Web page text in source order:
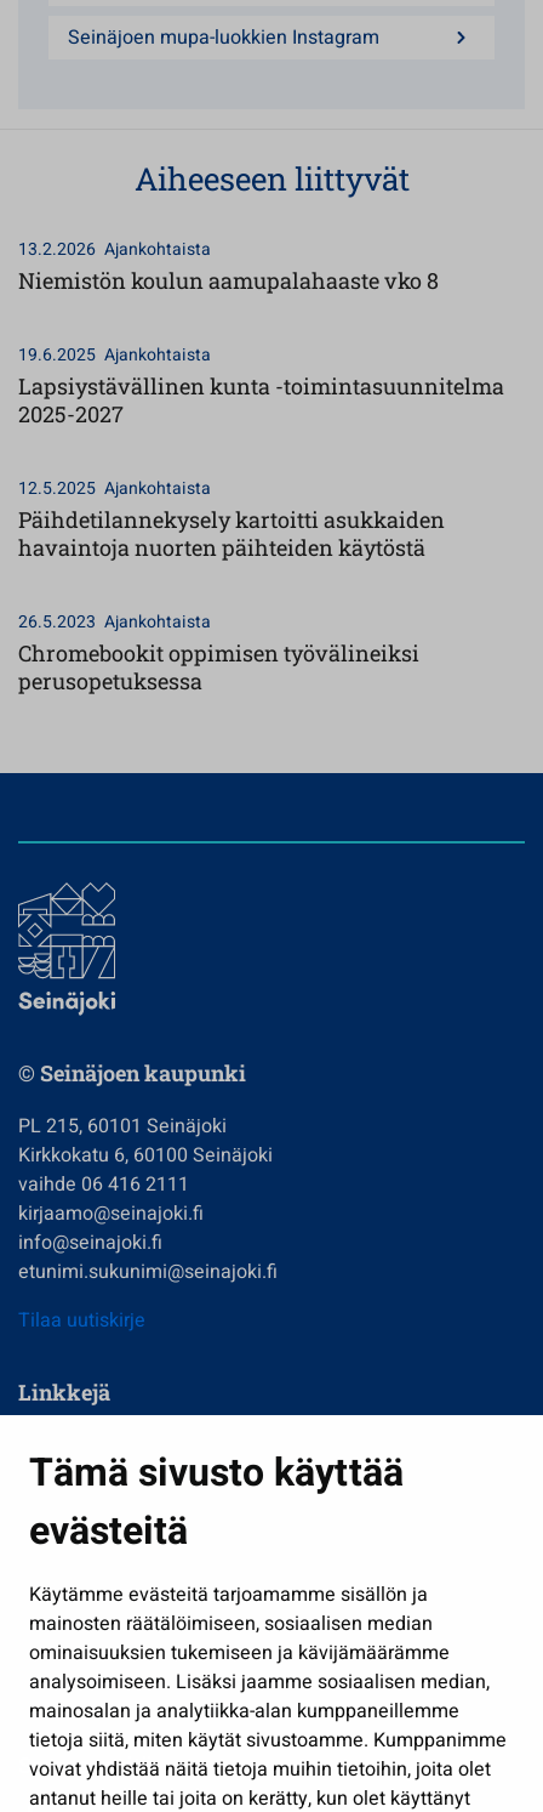
Tämä sivusto käyttää
evästeitä
Käytämme evästeitä tarjoamamme sisällön ja
mainosten räätälöimiseen, sosiaalisen median
ominaisuuksien tukemiseen ja kävijämäärämme
analysoimiseen. Lisäksi jaamme sosiaalisen median,
mainosalan ja analytiikka-alan kumppaneillemme
tietoja siitä, miten käytät sivustoamme. Kumppanimme
voivat yhdistää näitä tietoja muihin tietoihin, joita olet
antanut heille tai joita on kerätty, kun olet käyttänyt
Seinäjoen mupa-luokkien Instagram
Aiheeseen liittyvät
13.2.2026 Ajankohtaista
Niemistön koulun aamupalahaaste vko 8
19.6.2025 Ajankohtaista
Lapsiystävällinen kunta -toimintasuunnitelma
2025-2027
12.5.2025 Ajankohtaista
Päihdetilannekysely kartoitti asukkaiden
havaintoja nuorten päihteiden käytöstä
26.5.2023 Ajankohtaista
Chromebookit oppimisen työvälineiksi
perusopetuksessa
© Seinäjoen kaupunki
PL 215, 60101 Seinäjoki
Kirkkokatu 6, 60100 Seinäjoki
vaihde 06 416 2111
kirjaamo@seinajoki.fi
info@seinajoki.fi
etunimi.sukunimi@seinajoki.fi
Tilaa uutiskirje
Linkkejä
Kasvatus ja opetus
Kulttuuri ja liikunta
Työ ja yrittäminen
Osallistu ja asioi
Näytä omat evästeasetukseni
Seuraa meitä